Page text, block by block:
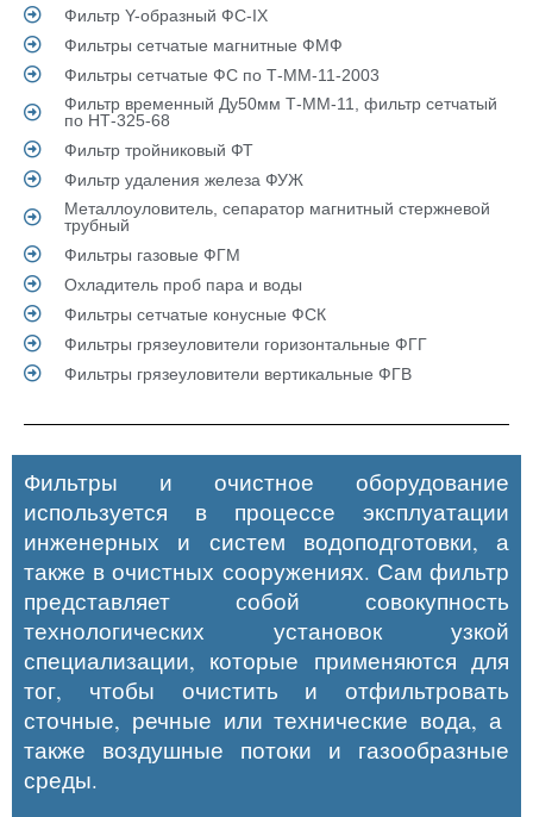
Фильтр Y-образный ФС-IX
Фильтры сетчатые магнитные ФМФ
Фильтры сетчатые ФС по Т-ММ-11-2003
Фильтр временный Ду50мм Т-ММ-11, фильтр сетчатый
по НТ-325-68
Фильтр тройниковый ФТ
Фильтр удаления железа ФУЖ
Металлоуловитель, сепаратор магнитный стержневой
трубный
Фильтры газовые ФГМ
Охладитель проб пара и воды
Фильтры сетчатые конусные ФСК
Фильтры грязеуловители горизонтальные ФГГ
Фильтры грязеуловители вертикальные ФГВ
Фильтры и очистное оборудование
используется в процессе эксплуатации
инженерных и систем водоподготовки, а
также в очистных сооружениях. Сам фильтр
представляет собой совокупность
технологических установок узкой
специализации, которые применяются для
тог, чтобы очистить и отфильтровать
сточные, речные или технические вода, а
также воздушные потоки и газообразные
среды.